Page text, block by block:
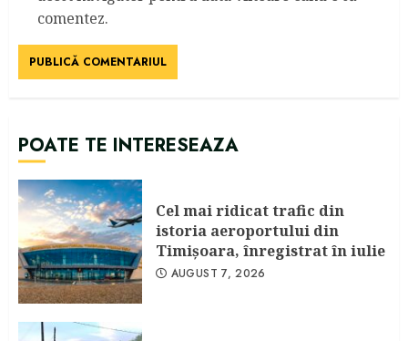
comentez.
POATE TE INTERESEAZA
Cel mai ridicat trafic din
istoria aeroportului din
Timişoara, înregistrat în iulie
AUGUST 7, 2026